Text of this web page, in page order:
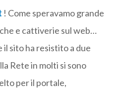
! Come speravamo grande
e cattiverie sul web…
sito ha resistito a due
Rete in molti si sono
per il portale,